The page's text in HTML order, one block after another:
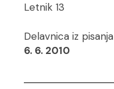
Letnik 13
Delavnica iz
6. 6. 2010